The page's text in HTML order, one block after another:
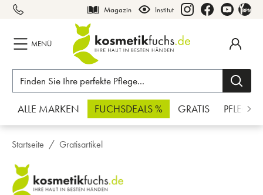
springen Magazin Institut
MENÜ
ALLE MARKEN FUCHSDEALS % GRATIS PFLEGE
Startseite Gratisartikel